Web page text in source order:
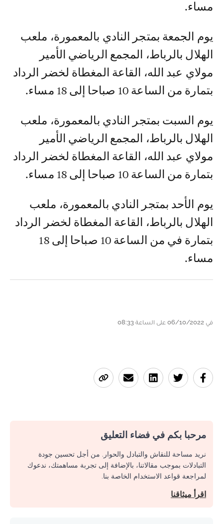
مساء.
يوم الجمعة بمتجر النادي بالمعمورة، ملعب
الهلال بالرباط، المجمع الرياضي الأمير
مولاي عبد الله، القاعة المغطاة لخضر الرداد
بتمارة من الساعة 10 صباحا إلى 18 مساء.
يوم السبت بمتجر النادي بالمعمورة، ملعب
الهلال بالرباط، المجمع الرياضي الأمير
مولاي عبد الله، القاعة المغطاة لخضر الرداد
بتمارة من الساعة 10 صباحا إلى 18 مساء.
يوم الأحد بمتجر النادي بالمعمورة، ملعب
الهلال بالرباط، القاعة المغطاة لخضر الرداد
بتمارة في من الساعة 10 صباحا إلى 18
مساء.
في 06/10/2022 على الساعة 08:33
مرحبا بكم في فضاء التعليق
نريد مساحة للنقاش والتبادل والحوار. من أجل تحسين جودة
التبادلات بموجب مقالاتنا، بالإضافة إلى تجربة مساهمتك، ندعوك
لمراجعة قواعد الاستخدام الخاصة بنا.
اقرأ ميثاقنا